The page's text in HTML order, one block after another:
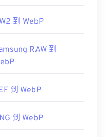
到 WebP
RAW 到
到 WebP
到 WebP